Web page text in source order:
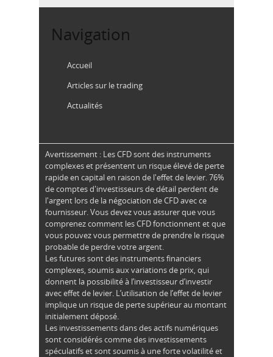
Navigation
Accueil
Articles sur le trading
Actualités
Avertissement : Les CFD sont des instruments
complexes et présentent un risque élevé de perte
rapide en capital en raison de l'effet de levier. 76%
de comptes d'investisseurs de détail perdent de
l'argent lors de la négociation de CFD avec ce
fournisseur. Vous devez vous assurer que vous
comprenez comment les CFD fonctionnent et que
vous pouvez vous permettre de prendre le risque
probable de perdre votre argent.
Les futures sont des instruments financiers
complexes, soumis aux variations de prix, qui
donnent la possibilité à l’investisseur d’investir
avec effet de levier. L’utilisation de l’effet de levier
implique un risque de perte supérieur au montant
initialement déposé.
Les investissements dans des actifs numériques
sont considérés comme des investissements
spéculatifs et sont soumis à une forte volatilité et